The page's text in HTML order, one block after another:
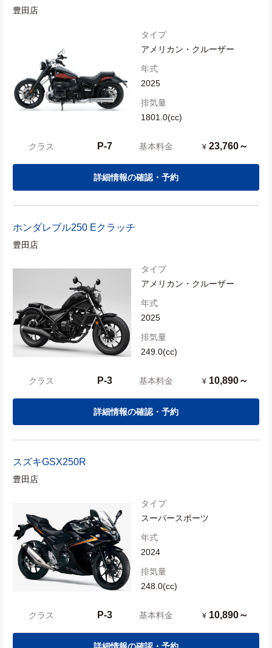
豊田店
タイプ
アメリカン・クルーザー
年式
2025
排気量
1801.0(cc)
クラス P-7 基本料金 ¥ 23,760～
詳細情報の確認・予約
ホンダレブル250 Eクラッチ
豊田店
タイプ
アメリカン・クルーザー
年式
2025
排気量
249.0(cc)
クラス P-3 基本料金 ¥ 10,890～
詳細情報の確認・予約
スズキGSX250R
豊田店
タイプ
スーパースポーツ
年式
2024
排気量
248.0(cc)
クラス P-3 基本料金 ¥ 10,890～